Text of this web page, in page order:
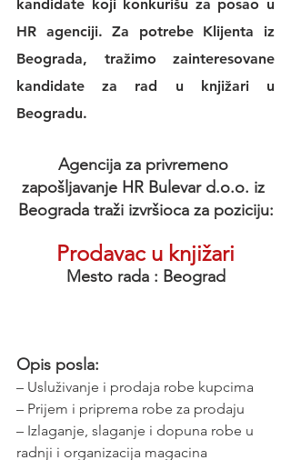
HR agenciji. Za potrebe Klijenta iz
Beograda, tražimo zainteresovane
kandidate za rad u knjižari u
Beogradu.
Agencija za privremeno
zapošljavanje HR Bulevar d.o.o. iz
Beograda traži izvršioca za poziciju:
Prodavac u knjižari
Mesto rada : Beograd
Opis posla:
– Usluživanje i prodaja robe kupcima
– Prijem i priprema robe za prodaju
– Izlaganje, slaganje i dopuna robe u
radnji i organizacija magacina